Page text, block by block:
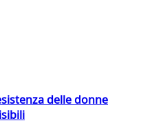
delle donne